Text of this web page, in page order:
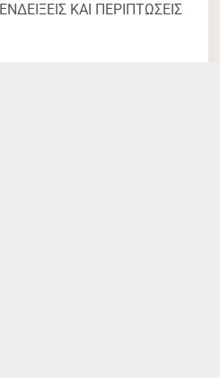
ΕΝΔΕΙΞΕΙΣ ΚΑΙ ΠΕΡΙΠΤΩΣΕΙΣ